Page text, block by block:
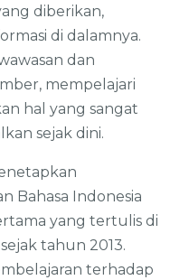
diberikan,
di dalamnya.
dan
mempelajari
hal yang sangat
sejak dini.
Bahasa Indonesia
yang tertulis di
tahun 2013.
terhadap